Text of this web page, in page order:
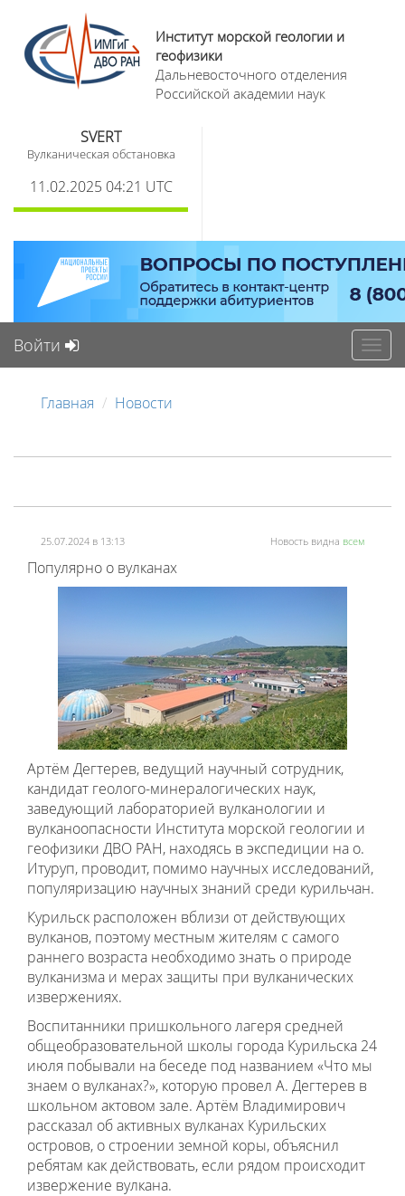
Институт морской геологии и
геофизики
Дальневосточного отделения
Российской академии наук
SVERT
Вулканическая обстановка
11.02.2025 04:21 UTC
Войти
Главная Новости
25.07.2024 в 13:13 Новость видна всем
Популярно о вулканах
Артём Дегтерев, ведущий научный сотрудник,
кандидат геолого-минералогических наук,
заведующий лабораторией вулканологии и
вулканоопасности Института морской геологии и
геофизики ДВО РАН, находясь в экспедиции на о.
Итуруп, проводит, помимо научных исследований,
популяризацию научных знаний среди курильчан.
Курильск расположен вблизи от действующих
вулканов, поэтому местным жителям с самого
раннего возраста необходимо знать о природе
вулканизма и мерах защиты при вулканических
извержениях.
Воспитанники пришкольного лагеря средней
общеобразовательной школы города Курильска 24
июля побывали на беседе под названием «Что мы
знаем о вулканах?», которую провел А. Дегтерев в
школьном актовом зале. Артём Владимирович
рассказал об активных вулканах Курильских
островов, о строении земной коры, объяснил
ребятам как действовать, если рядом происходит
извержение вулкана.